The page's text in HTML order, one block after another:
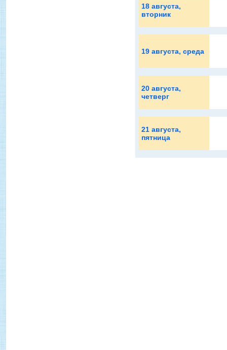
18 августа,
вторник
19 августа, среда
20 августа,
четверг
21 августа,
пятница